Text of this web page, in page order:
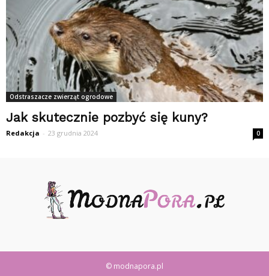
Odstraszacze zwierząt ogrodowe
Jak skutecznie pozbyć się kuny?
Redakcja - 23 grudnia 2024 0
© modnapora.pl